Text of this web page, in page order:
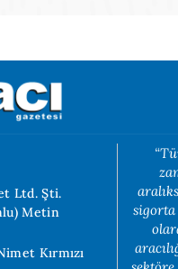
Ltd. Şti.
Metin
Kırmızı
sigorta